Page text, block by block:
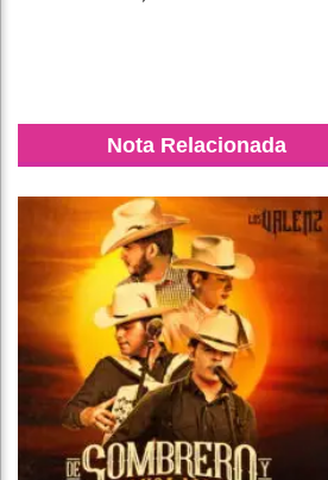
Nota Relacionada